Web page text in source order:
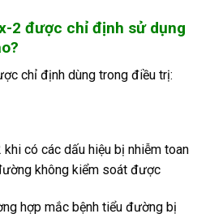
2 được chỉ định sử dụng
chỉ định dùng trong điều trị:
có các dấu hiệu bị nhiễm toan
không kiểm soát được
hợp mắc bệnh tiểu đường bị